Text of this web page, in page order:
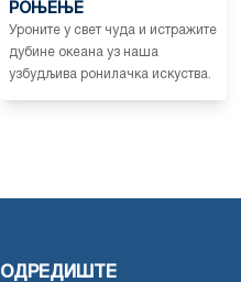
РОЊЕЊЕ
Уроните у свет чуда и истражите
дубине океана уз наша
узбудљива ронилачка искуства.
ОДРЕДИШТЕ